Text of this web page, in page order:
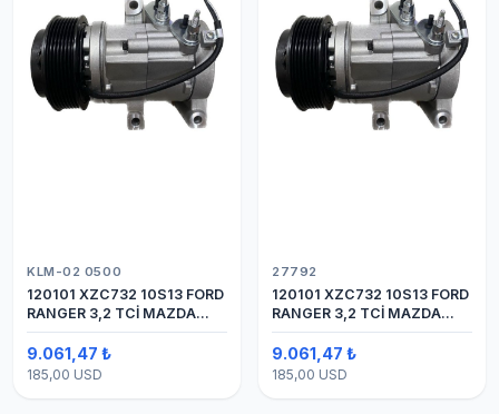
KLM-02 0500
120101 XZC732 10S13 FORD
RANGER 3,2 TCİ MAZDA
Y.M.
9.061,47 ₺
185,00 USD
27792
120101 XZC732 10S13 FORD
RANGER 3,2 TCİ MAZDA
Y.M. KOMPRESÖR 7PK 12V
9.061,47 ₺
185,00 USD